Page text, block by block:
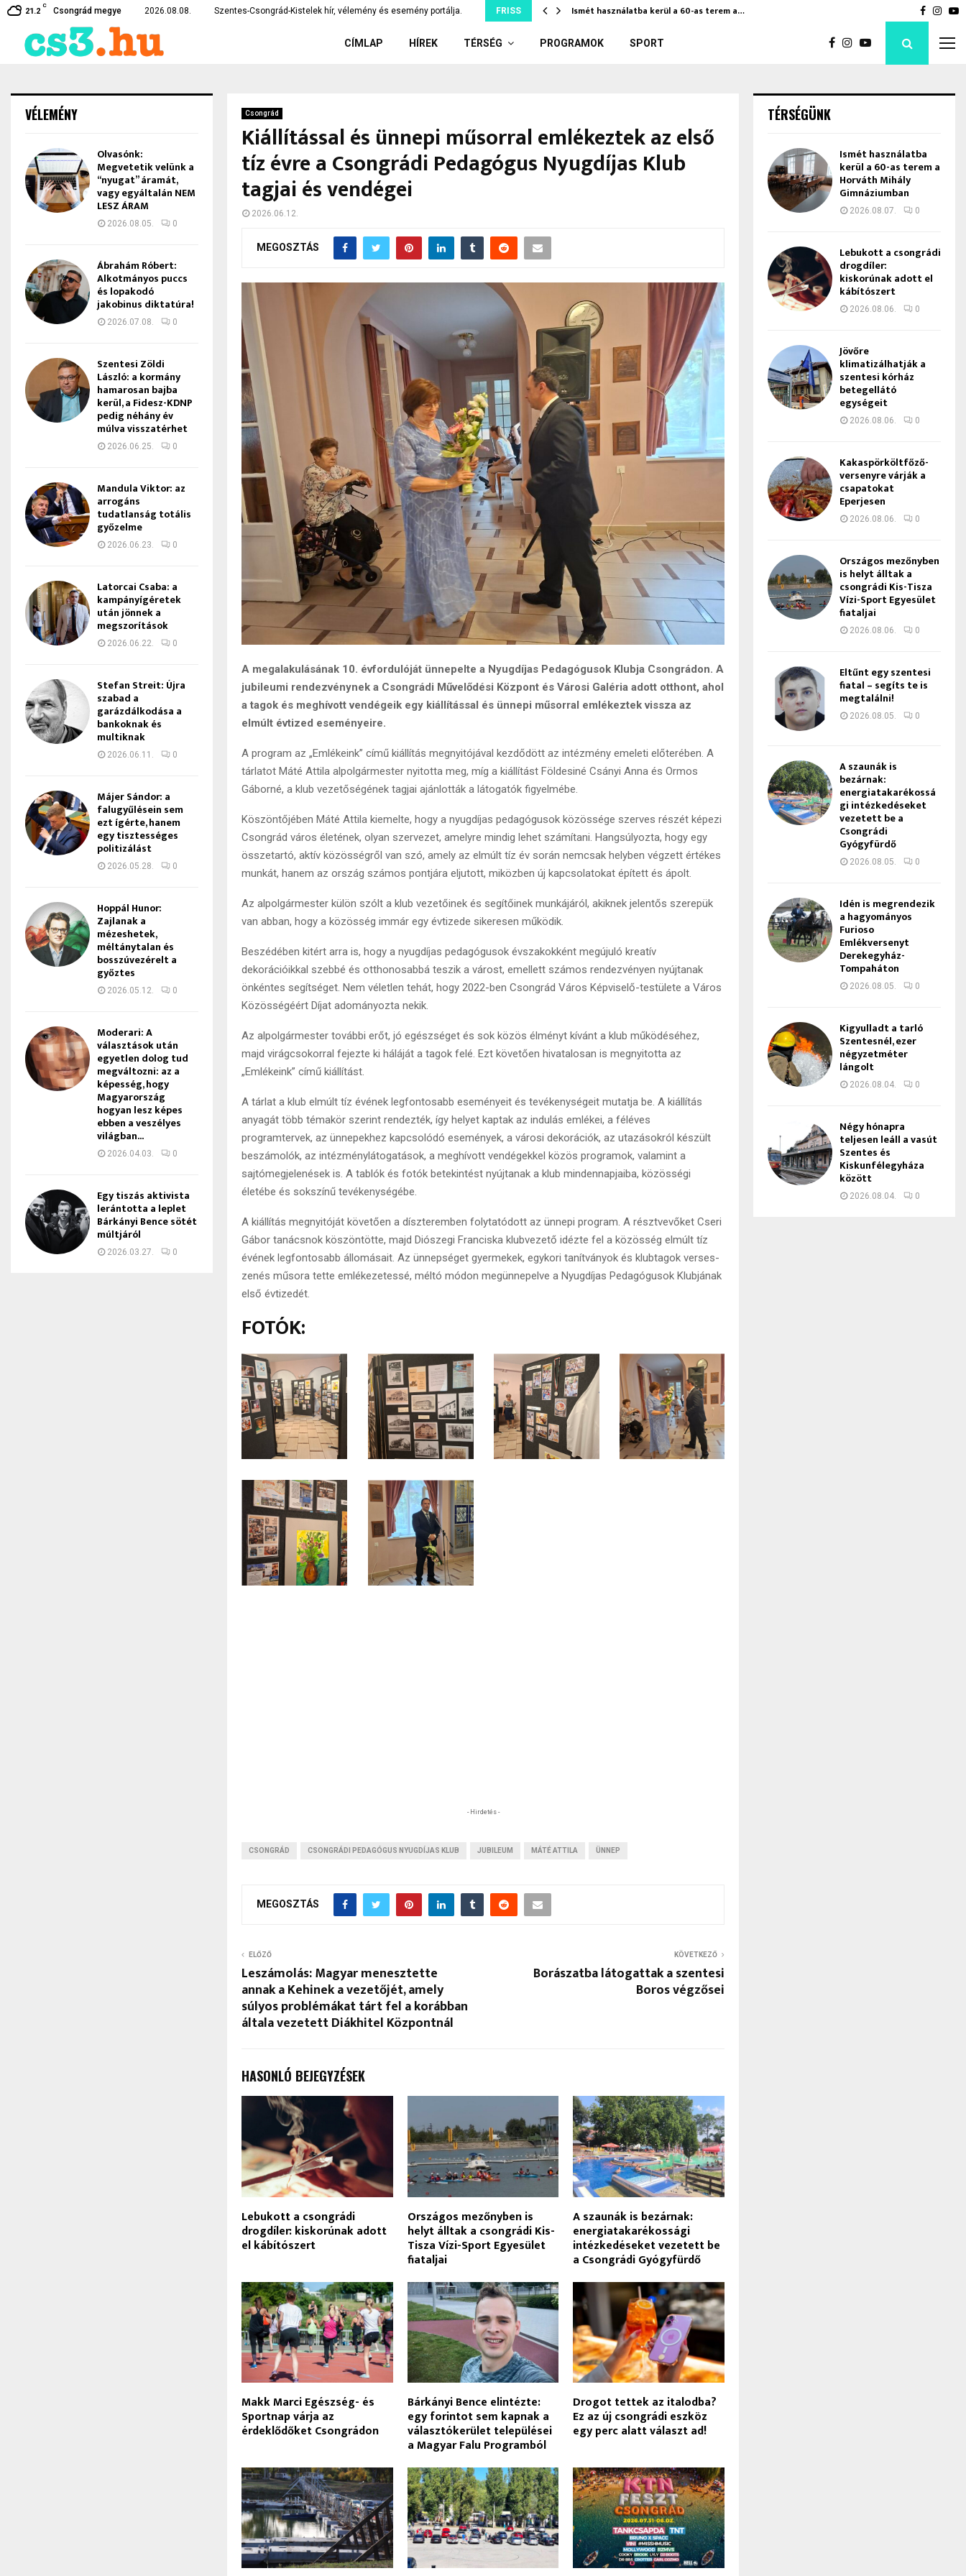
21.2
C
Csongrád megye 2026.08.08. Szentes-Csongrád-Kistelek hír, vélemény és esemény portálja. FRISS
Czirbus Gábor: Nem hagyhatjuk szó nélkül, ami… Ismét használatba kerül a 60-as terem a… Bod
CÍMLAP HÍREK TÉRSÉG PROGRAMOK SPORT
Csongrád
Kiállítással és ünnepi műsorral emlékeztek az első
tíz évre a Csongrádi Pedagógus Nyugdíjas Klub
tagjai és vendégei
2026.06.12.
MEGOSZTÁS
A megalakulásának 10. évfordulóját ünnepelte a Nyugdíjas Pedagógusok Klubja Csongrádon. A
jubileumi rendezvénynek a Csongrádi Művelődési Központ és Városi Galéria adott otthont, ahol
a tagok és meghívott vendégeik egy kiállítással és ünnepi műsorral emlékeztek vissza az
elmúlt évtized eseményeire.
A program az „Emlékeink” című kiállítás megnyitójával kezdődött az intézmény emeleti előterében. A
tárlatot Máté Attila alpolgármester nyitotta meg, míg a kiállítást Földesiné Csányi Anna és Ormos
Gáborné, a klub vezetőségének tagjai ajánlották a látogatók figyelmébe.
Köszöntőjében Máté Attila kiemelte, hogy a nyugdíjas pedagógusok közössége szerves részét képezi
Csongrád város életének, olyan szervezet, amelyre mindig lehet számítani. Hangsúlyozta, hogy egy
összetartó, aktív közösségről van szó, amely az elmúlt tíz év során nemcsak helyben végzett értékes
munkát, hanem az ország számos pontjára eljutott, miközben új kapcsolatokat épített és ápolt.
Az alpolgármester külön szólt a klub vezetőinek és segítőinek munkájáról, akiknek jelentős szerepük
van abban, hogy a közösség immár egy évtizede sikeresen működik.
Beszédében kitért arra is, hogy a nyugdíjas pedagógusok évszakokként megújuló kreatív
dekorációikkal szebbé és otthonosabbá teszik a várost, emellett számos rendezvényen nyújtanak
önkéntes segítséget. Nem véletlen tehát, hogy 2022-ben Csongrád Város Képviselő-testülete a Város
Közösségéért Díjat adományozta nekik.
Az alpolgármester további erőt, jó egészséget és sok közös élményt kívánt a klub működéséhez,
majd virágcsokorral fejezte ki háláját a tagok felé. Ezt követően hivatalosan is megnyitotta az
„Emlékeink” című kiállítást.
A tárlat a klub elmúlt tíz évének legfontosabb eseményeit és tevékenységeit mutatja be. A kiállítás
anyagát több témakör szerint rendezték, így helyet kaptak az indulás emlékei, a féléves
programtervek, az ünnepekhez kapcsolódó események, a városi dekorációk, az utazásokról készült
beszámolók, az intézménylátogatások, a meghívott vendégekkel közös programok, valamint a
sajtómegjelenések is. A tablók és fotók betekintést nyújtanak a klub mindennapjaiba, közösségi
életébe és sokszínű tevékenységébe.
A kiállítás megnyitóját követően a díszteremben folytatódott az ünnepi program. A résztvevőket Cseri
Gábor tanácsnok köszöntötte, majd Diószegi Franciska klubvezető idézte fel a közösség elmúlt tíz
évének legfontosabb állomásait. Az ünnepséget gyermekek, egykori tanítványok és klubtagok verses-
zenés műsora tette emlékezetessé, méltó módon megünnepelve a Nyugdíjas Pedagógusok Klubjának
első évtizedét.
FOTÓK:
- Hirdetés -
CSONGRÁD CSONGRÁDI PEDAGÓGUS NYUGDÍJAS KLUB JUBILEUM MÁTÉ ATTILA ÜNNEP
MEGOSZTÁS
ELŐZŐ
Leszámolás: Magyar menesztette
annak a Kehinek a vezetőjét, amely
súlyos problémákat tárt fel a korábban
általa vezetett Diákhitel Központnál
KÖVETKEZŐ
Borászatba látogattak a szentesi
Boros végzősei
HASONLÓ BEJEGYZÉSEK
Lebukott a csongrádi
drogdíler: kiskorúnak adott
el kábítószert
Országos mezőnyben is
helyt álltak a csongrádi Kis-
Tisza Vízi-Sport Egyesület
fiataljai
A szaunák is bezárnak:
energiatakarékossági
intézkedéseket vezetett be
a Csongrádi Gyógyfürdő
Makk Marci Egészség- és
Sportnap várja az
érdeklődőket Csongrádon
Bárkányi Bence elintézte:
egy forintot sem kapnak a
választókerület települései
a Magyar Falu Programból
Drogot tettek az italodba?
Ez az új csongrádi eszköz
egy perc alatt választ ad!
VÉLEMÉNY
Olvasónk:
Megvetetik velünk a
“nyugat” áramát,
vagy egyáltalán NEM
LESZ ÁRAM
2026.08.05. 0
Ábrahám Róbert:
Alkotmányos puccs
és lopakodó
jakobinus diktatúra!
2026.07.08. 0
Szentesi Zöldi
László: a kormány
hamarosan bajba
kerül, a Fidesz-KDNP
pedig néhány év
múlva visszatérhet
2026.06.25. 0
Mandula Viktor: az
arrogáns
tudatlanság totális
győzelme
2026.06.23. 0
Latorcai Csaba: a
kampányígéretek
után jönnek a
megszorítások
2026.06.22. 0
Stefan Streit: Újra
szabad a
garázdálkodása a
bankoknak és
multiknak
2026.06.11. 0
Májer Sándor: a
falugyűlésein sem
ezt ígérte, hanem
egy tisztességes
politizálást
2026.05.28. 0
Hoppál Hunor:
Zajlanak a
mézeshetek,
méltánytalan és
bosszúvezérelt a
győztes
2026.05.12. 0
Moderari: A
választások után
egyetlen dolog tud
megváltozni: az a
képesség, hogy
Magyarország
hogyan lesz képes
ebben a veszélyes
világban...
2026.04.03. 0
Egy tiszás aktivista
lerántotta a leplet
Bárkányi Bence sötét
múltjáról
2026.03.27. 0
TÉRSÉGÜNK
Ismét használatba
kerül a 60-as terem a
Horváth Mihály
Gimnáziumban
2026.08.07. 0
Lebukott a csongrádi
drogdíler:
kiskorúnak adott el
kábítószert
2026.08.06. 0
Jövőre
klimatizálhatják a
szentesi kórház
betegellátó
egységeit
2026.08.06. 0
Kakaspörköltfőző-
versenyre várják a
csapatokat
Eperjesen
2026.08.06. 0
Országos mezőnyben
is helyt álltak a
csongrádi Kis-Tisza
Vízi-Sport Egyesület
fiataljai
2026.08.06. 0
Eltűnt egy szentesi
fiatal – segíts te is
megtalálni!
2026.08.05. 0
A szaunák is
bezárnak:
energiatakarékossá
gi intézkedéseket
vezetett be a
Csongrádi
Gyógyfürdő
2026.08.05. 0
Idén is megrendezik
a hagyományos
Furioso
Emlékversenyt
Derekegyház-
Tompaháton
2026.08.05. 0
Kigyulladt a tarló
Szentesnél, ezer
négyzetméter
lángolt
2026.08.04. 0
Négy hónapra
teljesen leáll a vasút
Szentes és
Kiskunfélegyháza
között
2026.08.04. 0